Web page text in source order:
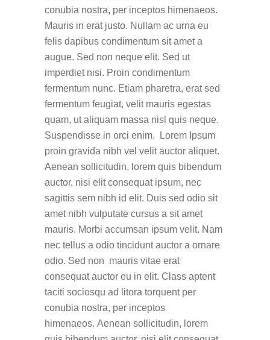
conubia nostra, per inceptos himenaeos.
Mauris in erat justo. Nullam ac urna eu
felis dapibus condimentum sit amet a
augue. Sed non neque elit. Sed ut
imperdiet nisi. Proin condimentum
fermentum nunc. Etiam pharetra, erat sed
fermentum feugiat, velit mauris egestas
quam, ut aliquam massa nisl quis neque.
Suspendisse in orci enim. Lorem Ipsum
proin gravida nibh vel velit auctor aliquet.
Aenean sollicitudin, lorem quis bibendum
auctor, nisi elit consequat ipsum, nec
sagittis sem nibh id elit. Duis sed odio sit
amet nibh vulputate cursus a sit amet
mauris. Morbi accumsan ipsum velit. Nam
nec tellus a odio tincidunt auctor a ornare
odio. Sed non mauris vitae erat
consequat auctor eu in elit. Class aptent
taciti sociosqu ad litora torquent per
conubia nostra, per inceptos
himenaeos. Aenean sollicitudin, lorem